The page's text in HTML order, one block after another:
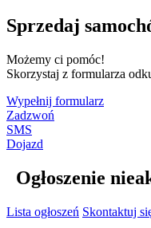
Sprzedaj
Możemy ci pomóc!
Skorzystaj z formularza
Wypełnij formularz
Zadzwoń
SMS
Dojazd
Ogłoszenie
Lista ogłoszeń Skontaktuj